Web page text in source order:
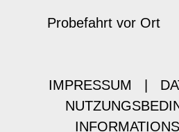
Probefahrt vor Ort
IMPRESSUM